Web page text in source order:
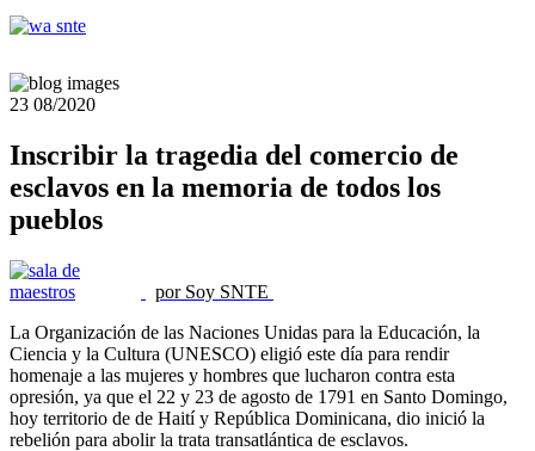
23 08/2020
Inscribir la tragedia del comercio de
esclavos en la memoria de todos los
pueblos
por Soy SNTE
La Organización de las Naciones Unidas para la Educación, la
Ciencia y la Cultura (UNESCO) eligió este día para rendir
homenaje a las mujeres y hombres que lucharon contra esta
opresión, ya que el 22 y 23 de agosto de 1791 en Santo Domingo,
hoy territorio de de Haití y República Dominicana, dio inició la
rebelión para abolir la trata transatlántica de esclavos.